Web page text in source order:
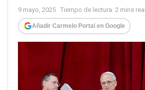
9 mayo, 2025 Tiempo de lectura: 2 mins
Añadir Carmelo Portal en Google